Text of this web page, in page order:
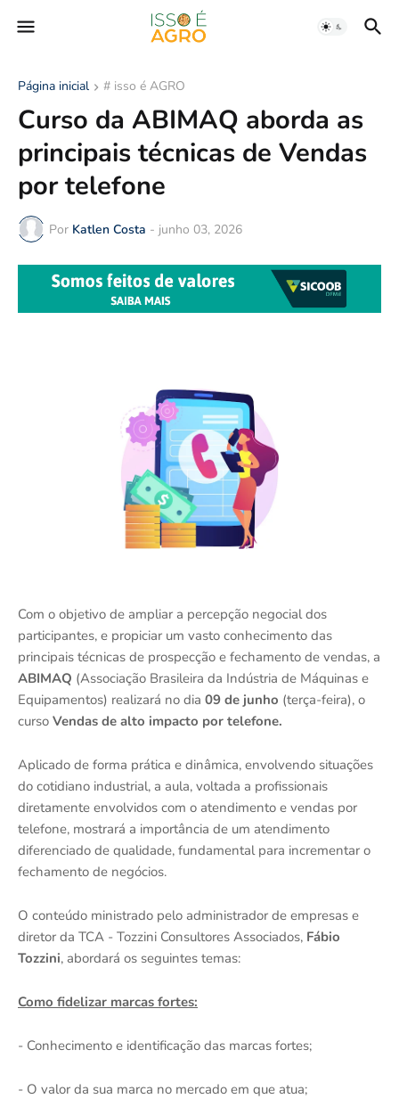
Página inicial # isso é AGRO
Curso da ABIMAQ aborda as
principais técnicas de Vendas
por telefone
Por Katlen Costa - junho 03, 2026
Com o objetivo de ampliar a percepção negocial dos
participantes, e propiciar um vasto conhecimento das
principais técnicas de prospecção e fechamento de vendas, a
ABIMAQ (Associação Brasileira da Indústria de Máquinas e
Equipamentos) realizará no dia 09 de junho (terça-feira), o
curso Vendas de alto impacto por telefone.
Aplicado de forma prática e dinâmica, envolvendo situações
do cotidiano industrial, a aula, voltada a profissionais
diretamente envolvidos com o atendimento e vendas por
telefone, mostrará a importância de um atendimento
diferenciado de qualidade, fundamental para incrementar o
fechamento de negócios.
O conteúdo ministrado pelo administrador de empresas e
diretor da TCA - Tozzini Consultores Associados, Fábio
Tozzini, abordará os seguintes temas:
Como fidelizar marcas fortes:
- Conhecimento e identificação das marcas fortes;
- O valor da sua marca no mercado em que atua;